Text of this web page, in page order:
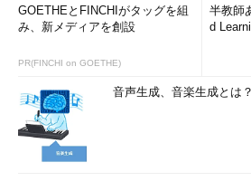
GOETHEとFINCHIがタッグを組
み、新メディアを創設
PR(FINCHI on GOETHE)
半教師
d
音声生成、音楽生成とは？